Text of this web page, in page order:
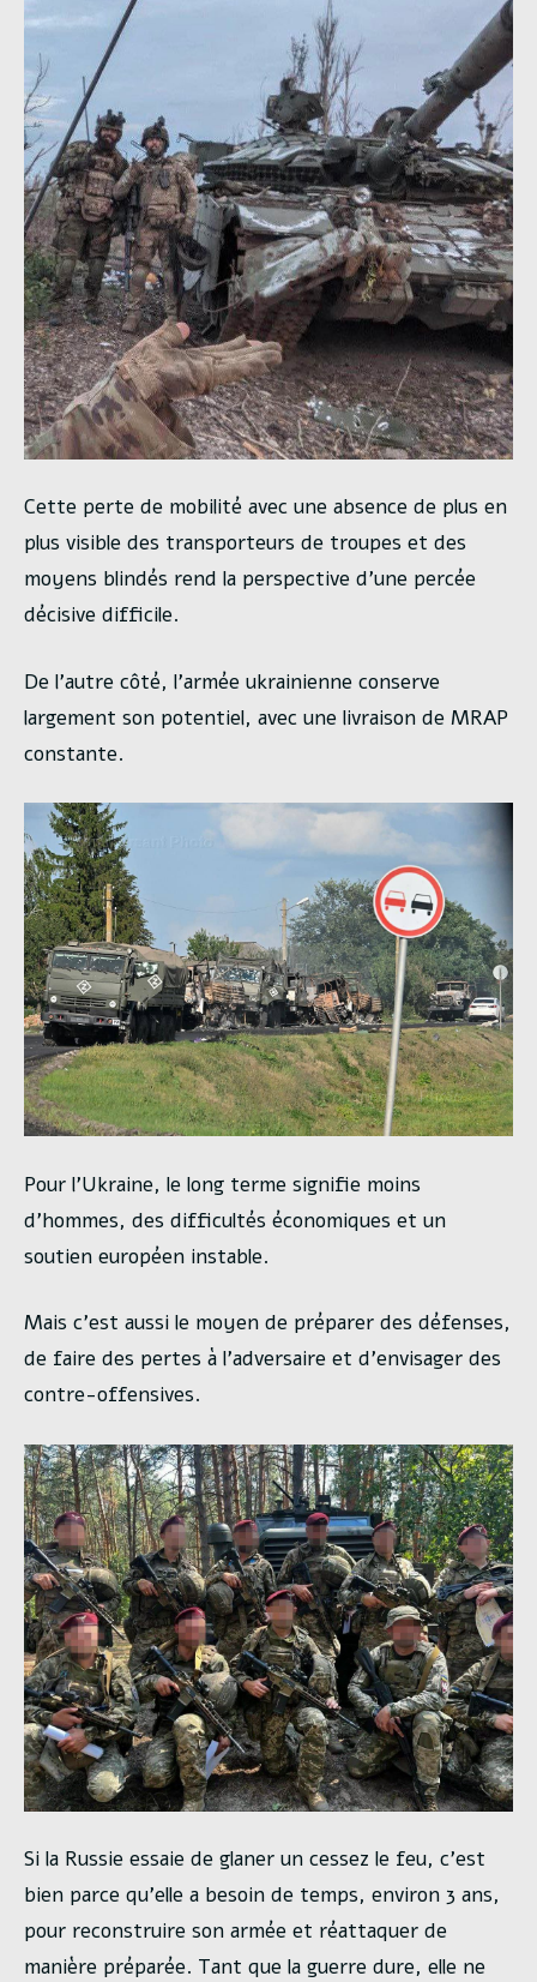
Cette perte de mobilité avec une absence de plus en
plus visible des transporteurs de troupes et des
moyens blindés rend la perspective d’une percée
décisive difficile.
De l’autre côté, l’armée ukrainienne conserve
largement son potentiel, avec une livraison de MRAP
constante.
Pour l’Ukraine, le long terme signifie moins
d’hommes, des difficultés économiques et un
soutien européen instable.
Mais c’est aussi le moyen de préparer des défenses,
de faire des pertes à l’adversaire et d’envisager des
contre-offensives.
Si la Russie essaie de glaner un cessez le feu, c’est
bien parce qu’elle a besoin de temps, environ 3 ans,
pour reconstruire son armée et réattaquer de
manière préparée. Tant que la guerre dure, elle ne